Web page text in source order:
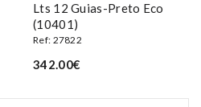
Lts 12 Guias-Preto Eco
(10401)
Ref: 27822
342.00€